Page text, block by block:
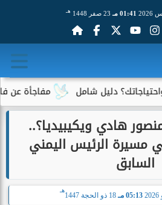
01:41 مـ 23 صفر 1448 هـ
مفاجأة عن فاتورة دليل شامل
هادي ويكيبيديا؟..
مسيرة الرئيس اليمني
السابق
05:13 مـ 18 ذو الحجة 1447
هـ